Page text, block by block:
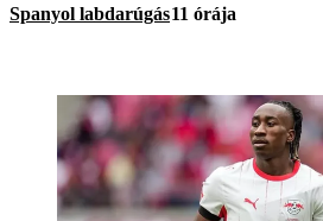
Spanyol labdarúgás11 órája